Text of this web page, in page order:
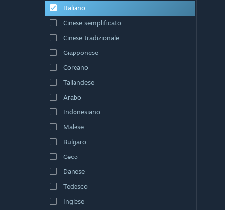
Italiano
Cinese semplificato
Cinese tradizionale
Giapponese
Coreano
Tailandese
Arabo
Indonesiano
Malese
Bulgaro
Ceco
Danese
Tedesco
Inglese